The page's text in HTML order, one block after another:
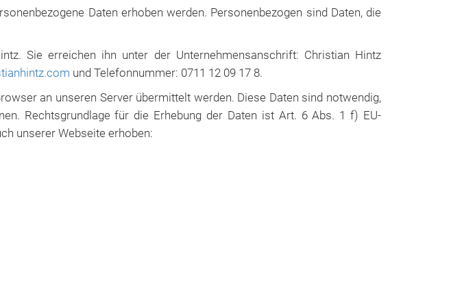
Daten erhoben werden. Personenbezogen sind Daten, die
Sie erreichen ihn unter der Unternehmensanschrift: Christian Hintz
und Telefonnummer: 0711 12 09 17 8.
an unseren Server übermittelt werden. Diese Daten sind notwendig,
Rechtsgrundlage für die Erhebung der Daten ist Art. 6 Abs. 1 f) EU-
unserer Webseite erhoben: